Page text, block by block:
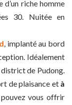
riche homme
30. Nuitée en
, implanté au bord
Idéalement
de Pudong.
de plaisance et à
vous offrir